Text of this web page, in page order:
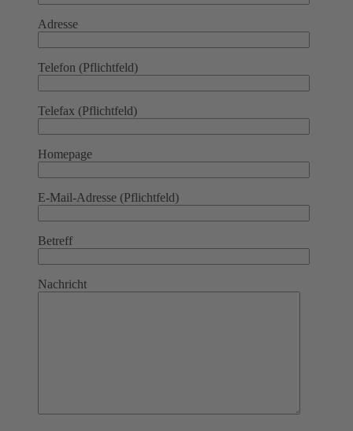
Adresse
Telefon (Pflichtfeld)
Telefax (Pflichtfeld)
Homepage
E-Mail-Adresse (Pflichtfeld)
Betreff
Nachricht